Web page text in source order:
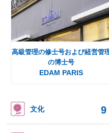
高級管理の修士号および経営管
の博士号
EDAM PARIS
文化 9